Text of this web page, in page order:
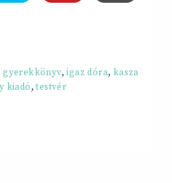
gyerekkönyv,igaz dóra, kasza
kiadó,testvér